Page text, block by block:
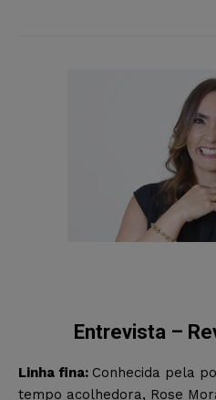
Entrevista –
Linha fina: Conhecida pela
tempo acolhedora, Rose